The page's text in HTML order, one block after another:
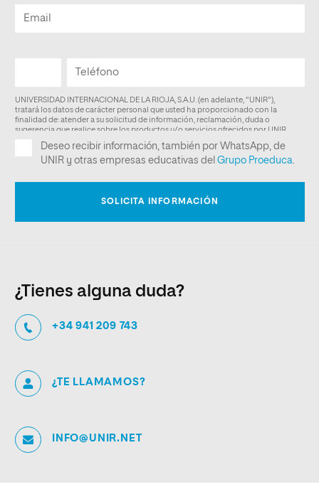
¿Tienes alguna duda?
+34 941 209 743
¿TE LLAMAMOS?
INFO@UNIR.NET